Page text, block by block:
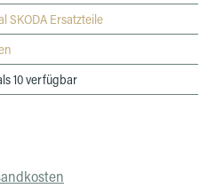
SKODA Ersatzteile
10 verfügbar